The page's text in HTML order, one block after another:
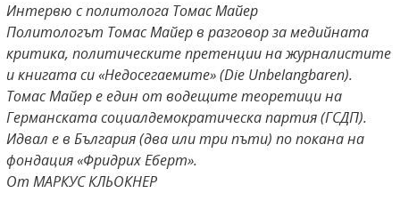
Интервю с политолога Томас Майер
Политологът Томас Майер в разговор за медийната
критика, политическите претенции на журналистите
и книгата си «Недосегаемите» (Die Unbelangbaren).
Томас Майер е един от водещите теоретици на
Германската социалдемократическа партия (ГСДП).
Идвал е в България (два или три пъти) по покана на
фондация «Фридрих Еберт».
От МАРКУС КЛЬОКНЕР